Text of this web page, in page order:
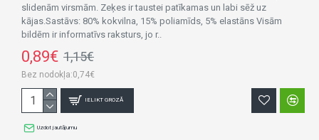
slidenām virsmām. Zeķes ir taustei patīkamas un labi sēž uz
kājas.Sastāvs: 80% kokvilna, 15% poliamīds, 5% elastāns Visām
bildēm ir informatīvs raksturs, jo r..
0,89€ 1,15€
Bez nodokļa:0,74€
IELIKT GROZĀ
Uzdot jautājumu